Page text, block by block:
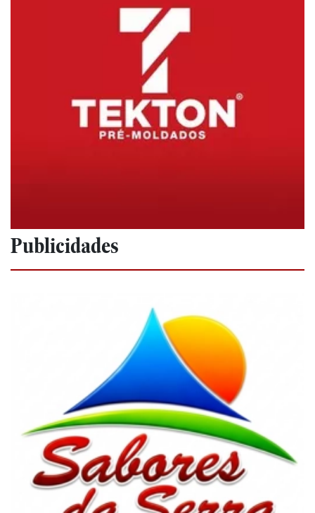
Publicidades